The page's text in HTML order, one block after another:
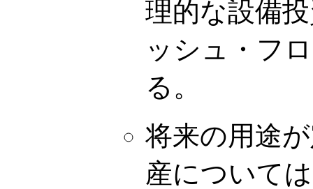
理的な設備
ッシュ・フ
る。
将来の用途
産について